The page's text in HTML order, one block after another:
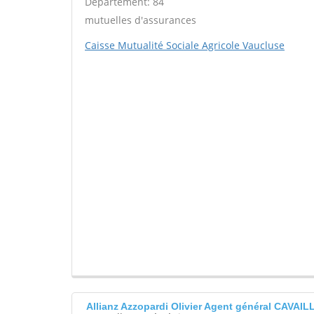
mutuelles d'assurances
Caisse Mutualité Sociale Agricole Vaucluse
Allianz Azzopardi Olivier Agent général